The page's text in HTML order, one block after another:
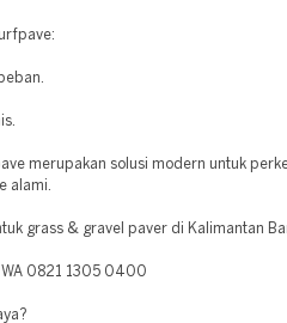
merupakan solusi modern untuk
alami.
grass & gravel paver di Kalimantan
WA 0821 1305 0400